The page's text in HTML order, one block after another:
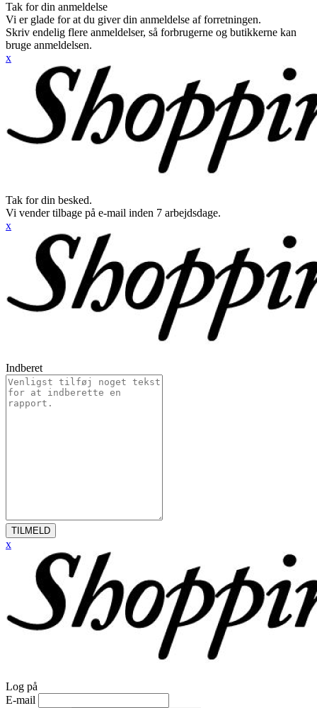
Tak for din anmeldelse
Vi er glade for at du giver din anmeldelse af forretningen.
Skriv endelig flere anmeldelser, så forbrugerne og butikkerne kan
bruge anmeldelsen.
x
Tak for din besked.
Vi vender tilbage på e-mail inden 7 arbejdsdage.
x
Indberet
TILMELD
x
Log på
E-mail